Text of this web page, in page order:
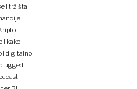
i tržišta
i kako
i digitalno